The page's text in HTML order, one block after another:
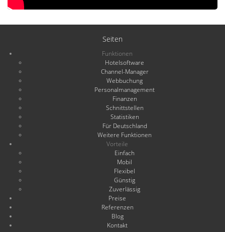
Seiten
Funktionen
Hotelsoftware
Channel-Manager
Webbuchung
Personalmanagement
Finanzen
Schnittstellen
Statistiken
Für Deutschland
Weitere Funktionen
Vorteile
Einfach
Mobil
Flexibel
Günstig
Zuverlässig
Preise
Referenzen
Blog
Kontakt